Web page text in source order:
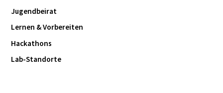
Jugendbeirat
Lernen & Vorbereiten
Hackathons
Lab-Standorte